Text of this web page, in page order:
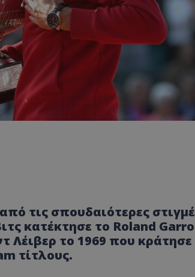
τις σπουδαιότερες
κατέκτησε το Roland
Λέιβερ το 1969 που κράτησε
τίτλους.